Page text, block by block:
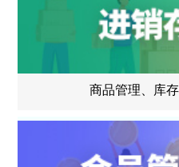
商品管理、库